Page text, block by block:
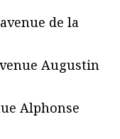
de la
Augustin
Alphonse